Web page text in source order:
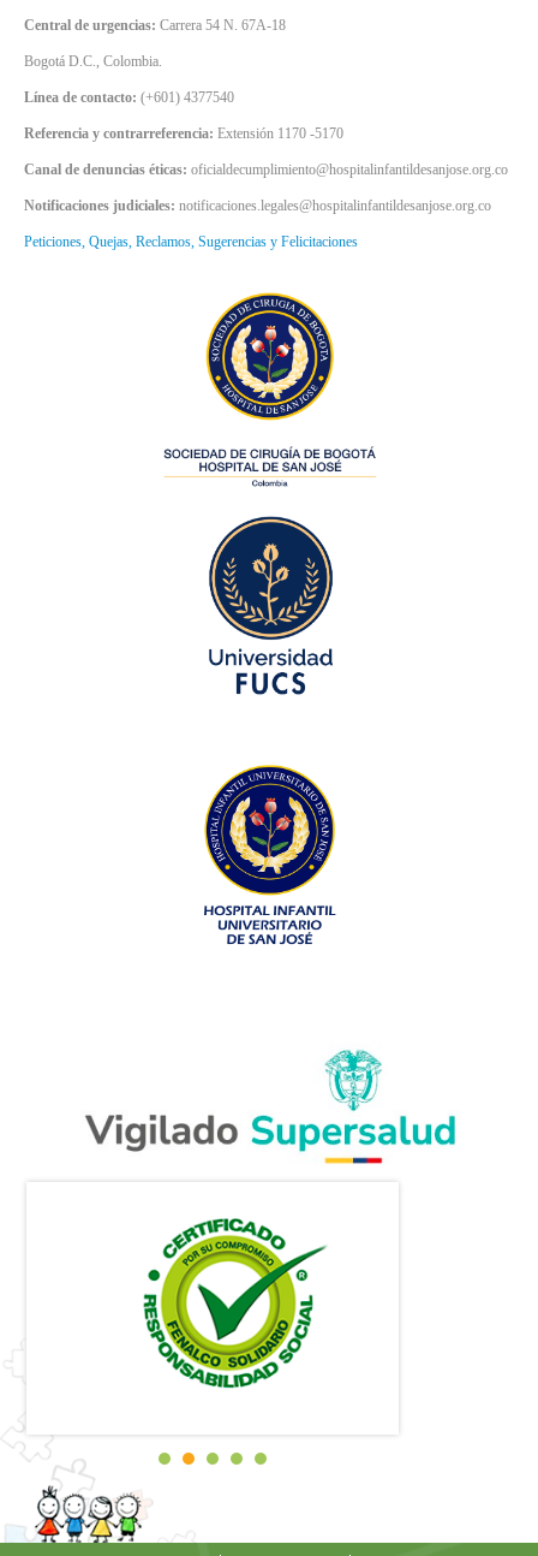
Central de urgencias: Carrera 54 N. 67A-18
Bogotá D.C., Colombia.
Línea de contacto: (+601) 4377540
Referencia y contrarreferencia: Extensión 1170 -5170
Canal de denuncias éticas: oficialdecumplimiento@hospitalinfantildesanjose.org.co
Notificaciones judiciales: notificaciones.legales@hospitalinfantildesanjose.org.co
Peticiones, Quejas, Reclamos, Sugerencias y Felicitaciones